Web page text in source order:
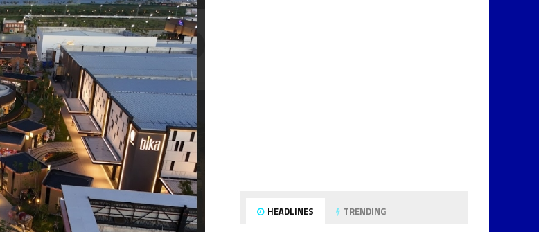
HEADLINES TRENDING